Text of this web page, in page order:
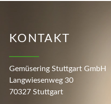
KONTAKT
Gemüsering Stuttgart GmbH
Langwiesenweg 30
70327 Stuttgart